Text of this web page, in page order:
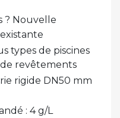
? Nouvelle
types de piscines
revêtements
rigide DN50 mm
: 4 g/L